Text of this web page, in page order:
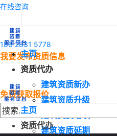
在线咨询
186 2831 5778
我要发布资质信息
免费获取报价
主页
资质代办
建筑资质新办
建筑资质升级
建筑资质延期
主页
资质代办